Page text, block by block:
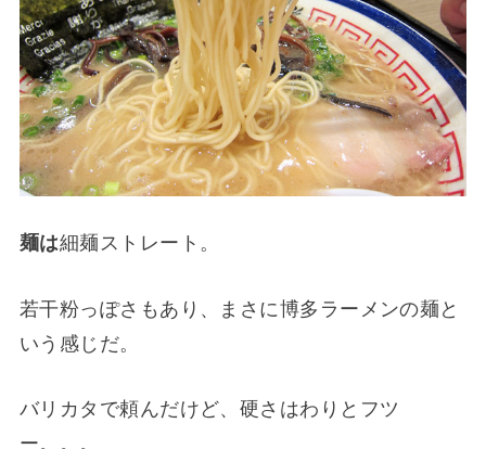
麺は細麺ストレート。
若干粉っぽさもあり、まさに博多ラーメンの麺と
いう感じだ。
バリカタで頼んだけど、硬さはわりとフツ
ー。。。